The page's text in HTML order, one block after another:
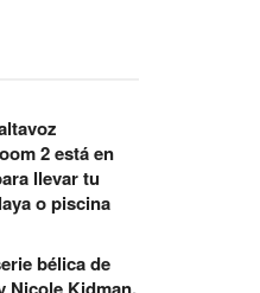
2 está en
llevar tu
o piscina
bélica de